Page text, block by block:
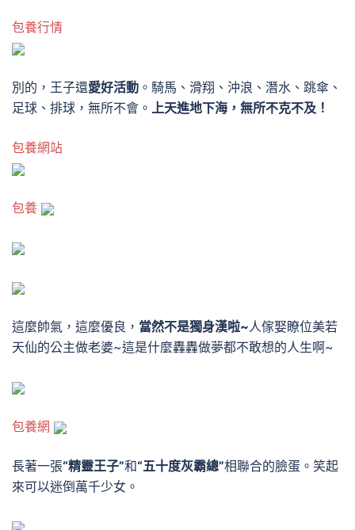
包養行情
別的，王子還愛好活動 。 騎馬、滑翔、沖浪、潛水、跳傘、
足球、排球，無所不會。 上天進地下海，無所不克不及！
包養網站
包養
這麼帥氣，這麼優良， 當然不是獨身漢啦~人傢娶瞭位美若
天仙的公主做老婆~這是什麼轟轟做夢都不敢想的人生啊~
包養網
長著一張“精靈王子”和“五十度灰霸總”相聯合的臉蛋。笑起
來可以迷倒萬千少女。